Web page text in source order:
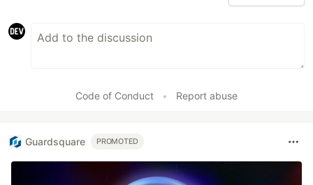
Code of Conduct • Report abuse
Guardsquare PROMOTED